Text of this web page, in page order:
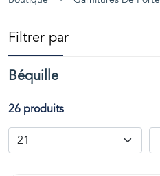
Filtrer par
Béquille
26 produits